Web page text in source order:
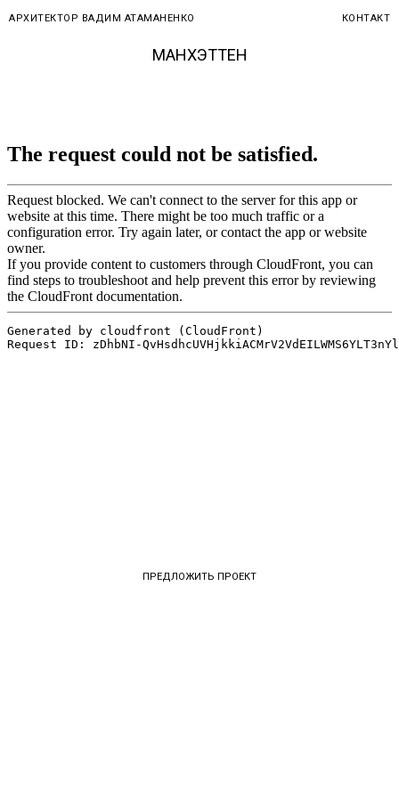
КОНТАКТ
АРХИТЕКТОР ВАДИМ АТАМАНЕНКО
МАНХЭТТЕН
ПРЕДЛОЖИТЬ ПРОЕКТ